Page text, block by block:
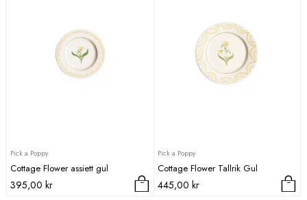
Pick a Poppy
Cottage Flower assiett gul
395,00 kr
Pick a Poppy
Cottage Flower Tallrik Gul
445,00 kr